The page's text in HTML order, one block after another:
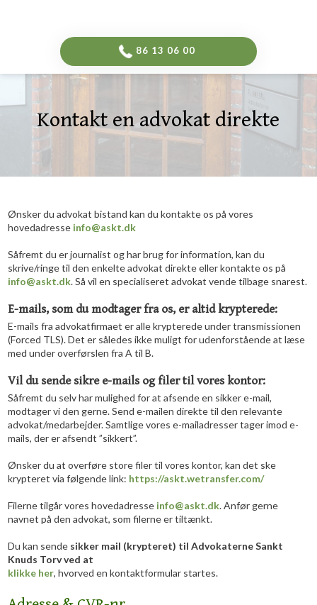
​86 13 06 00​
​Kontakt en advokat direkte
Ønsker du advokat bistand kan du kontakte os på vores
hovedadresse info@askt.dk
Såfremt du er journalist og har brug for information, kan du
skrive/ringe til den enkelte advokat direkte eller kontakte os på
info@askt.dk. Så vil en specialiseret advokat vende tilbage snarest.
E-mails, som du modtager fra os, er altid krypterede:
E-mails fra advokatfirmaet er alle krypterede under transmissionen
(Forced TLS). Det er således ikke muligt for udenforstående at læse
med under overførslen fra A til B.
Vil du sende sikre e-mails og filer til vores kontor:
Såfremt du selv har mulighed for at afsende en sikker e-mail,
modtager vi den gerne. Send e-mailen direkte til den relevante
advokat/medarbejder. Samtlige vores e-mailadresser tager imod e-
mails, der er afsendt ”sikkert”.
Ønsker du at overføre store filer til vores kontor, kan det ske
krypteret via følgende link: https://askt.wetransfer.com/
​Filerne tilgår vores hovedadresse info@askt.dk. Anfør gerne
navnet på den advokat, som filerne er tiltænkt.
Du kan sende sikker mail (krypteret) til Advokaterne Sankt
Knuds Torv ved at
klikke her, hvorved en kontaktformular startes.​